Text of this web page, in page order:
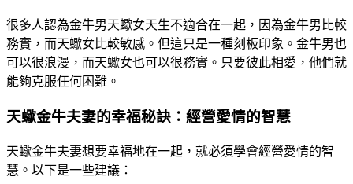
很多人認為金牛男天蠍女天生不適合在一起，因為金牛男比較
務實，而天蠍女比較敏感。但這只是一種刻板印象。金牛男也
可以很浪漫，而天蠍女也可以很務實。只要彼此相愛，他們就
能夠克服任何困難。
天蠍金牛夫妻的幸福秘訣：經營愛情的智慧
天蠍金牛夫妻想要幸福地在一起，就必須學會經營愛情的智
慧。以下是一些建議：